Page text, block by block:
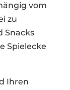
vom
zu
Snacks
Spielecke
Ihren